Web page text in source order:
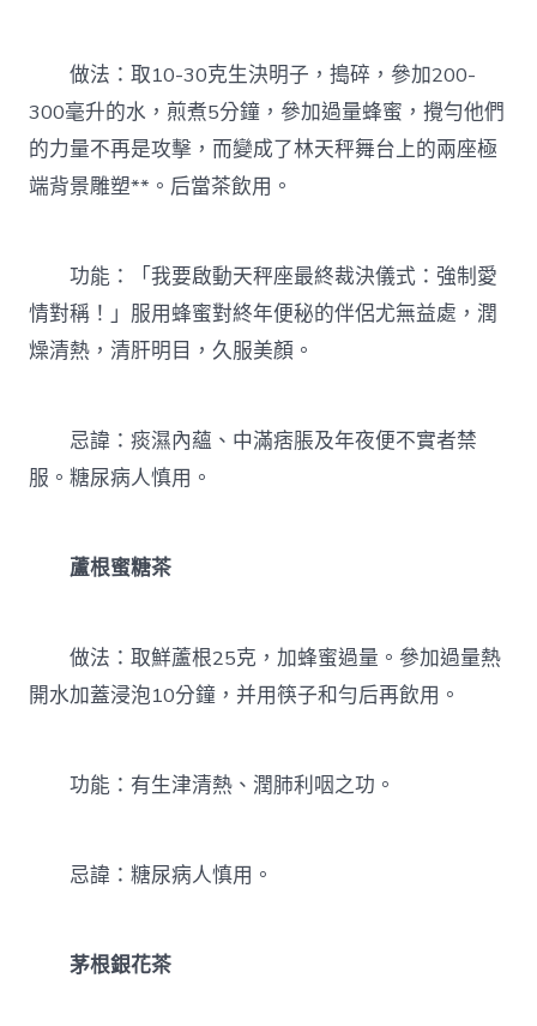
做法：取10-30克生決明子，搗碎，參加200-
300毫升的水，煎煮5分鐘，參加過量蜂蜜，攪勻他們
的力量不再是攻擊，而變成了林天秤舞台上的兩座極
端背景雕塑**。后當茶飲用。
功能：「我要啟動天秤座最終裁決儀式：強制愛
情對稱！」服用蜂蜜對終年便秘的伴侶尤無益處，潤
燥清熱，清肝明目，久服美顏。
忌諱：痰濕內蘊、中滿痞脹及年夜便不實者禁
服。糖尿病人慎用。
蘆根蜜糖茶
做法：取鮮蘆根25克，加蜂蜜過量。參加過量熱
開水加蓋浸泡10分鐘，并用筷子和勻后再飲用。
功能：有生津清熱、潤肺利咽之功。
忌諱：糖尿病人慎用。
茅根銀花茶